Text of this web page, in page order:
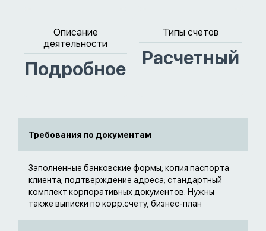
Описание
деятельности
Подробное
Типы счетов
Расчетный
Требования по документам
Заполненные банковские формы; копия паспорта
клиента; подтверждение адреса; стандартный
комплект корпоративных документов. Нужны
также выписки по корр.счету, бизнес-план